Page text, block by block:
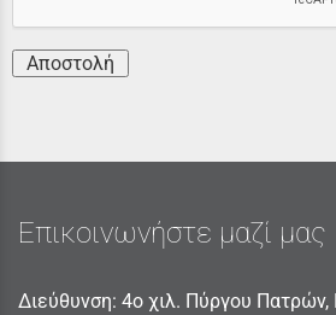
Αποστολή
Επικοινωνήστε μαζί μας
Διεύθυνση: 4ο χιλ. Πύργου